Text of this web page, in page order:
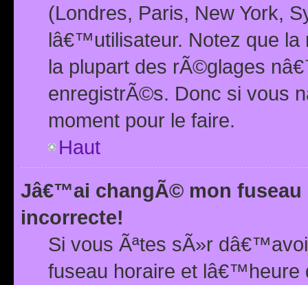
(Londres, Paris, New York,
lâ€™utilisateur. Notez que la
la plupart des rÃ©glages
enregistrÃ©s. Donc si vous
moment pour le faire.
Haut
Jâ€™ai changÃ© mon
incorrecte!
Si vous Ãªtes sÃ»r
fuseau horaire et